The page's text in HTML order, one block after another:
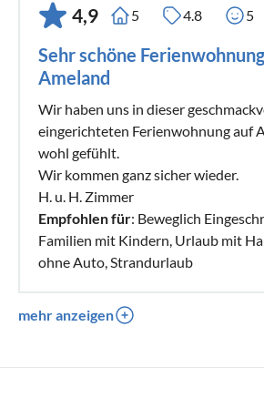
4,9 5 4.8 5
Sehr schöne
Ameland
Wir haben uns in dieser
eingerichteten Ferienwohnung auf
wohl gefühlt.
Wir kommen ganz sicher wieder.
H. u. H. Zimmer
Empfohlen für: Beweglich
Familien mit Kindern, Urlaub mit
ohne Auto, Strandurlaub
mehr anzeigen